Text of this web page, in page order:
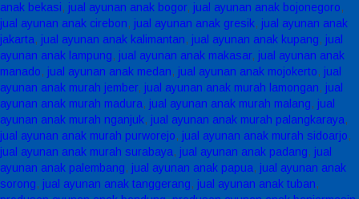
anak bekasi, jual ayunan anak bogor, jual ayunan anak bojonegoro,
jual ayunan anak cirebon, jual ayunan anak gresik, jual ayunan anak
jakarta, jual ayunan anak kalimantan, jual ayunan anak kupang, jual
ayunan anak lampung, jual ayunan anak makasar, jual ayunan anak
manado, jual ayunan anak medan, jual ayunan anak mojokerto, jual
ayunan anak murah jember, jual ayunan anak murah lamongan, jual
ayunan anak murah madura, jual ayunan anak murah malang, jual
ayunan anak murah nganjuk, jual ayunan anak murah palangkaraya,
jual ayunan anak murah purworejo, jual ayunan anak murah sidoarjo,
jual ayunan anak murah surabaya, jual ayunan anak padang, jual
ayunan anak palembang, jual ayunan anak papua, jual ayunan anak
sorong, jual ayunan anak tanggerang, jual ayunan anak tuban,